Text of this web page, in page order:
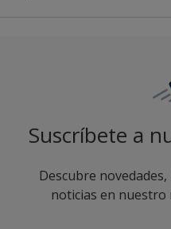
Suscríbete a
Descubre
noticias en